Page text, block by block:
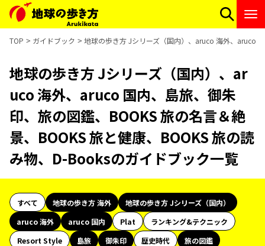
TOP ガイドブック 地球の歩き方 Jシリーズ（国内）、aruco 海外、aruco
地球の歩き方 Jシリーズ（国内）、ar
uco 海外、aruco 国内、島旅、御朱
印、旅の図鑑、BOOKS 旅の名言＆絶
景、BOOKS 旅と健康、BOOKS 旅の読
み物、D-Booksのガイドブック一覧
すべて 地球の歩き方 海外
地球の歩き方 Jシリーズ（国内）
aruco 海外
aruco 国内 Plat
ランキング&テクニック
Resort Style
島旅 御朱印 歴史時代
旅の図鑑